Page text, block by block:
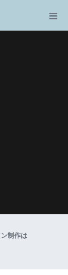
制作は